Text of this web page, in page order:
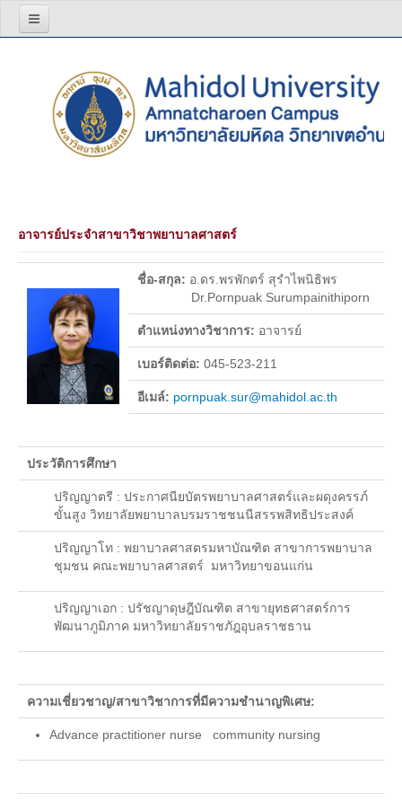
เกี่ยวกับเรา
โครงสร้างองค์กร
สีประจำมหาวิทยาลัย
อาจารย์
บุคลากรสายสนับสนุน
รายงานประจำปี
รายงานประจำปี 2558
รายงานประจำปี 2559
หลักสูตร
หลักสูตรปริญญาตรี
หลักสูตรสาธารณสุขศาสตรบัณฑิต
อาจารย์ประจำสาขาวิชาพยาบาลศาสตร์
ชื่อ-สกุล: อ.ดร.พรพักตร์ สุรำไพนิธิพร
Dr.Pornpuak Surumpainithiporn
ตำแหน่งทางวิชาการ: อาจารย์
เบอร์ติดต่อ: 045-523-211
อีเมล์: pornpuak.sur@mahidol.ac.th
ประวัติการศึกษา
ปริญญาตรี : ประกาศนียบัตรพยาบาลศาสตร์และผดุงครรภ์
ขั้นสูง วิทยาลัยพยาบาลบรมราชชนนีสรรพสิทธิประสงค์
ปริญญาโท : พยาบาลศาสตรมหาบัณฑิต สาขาการพยาบาล
ชุมชน คณะพยาบาลศาสตร์ มหาวิทยาขอนแก่น
ปริญญาเอก : ปรัชญาดุษฎีบัณฑิต สาขายุทธศาสตร์การ
พัฒนาภูมิภาค มหาวิทยาลัยราชภัฎอุบลราชธาน
ความเชี่ยวชาญ/สาขาวิชาการที่มีความชำนาญพิเศษ:
Advance practitioner nurse community nursing